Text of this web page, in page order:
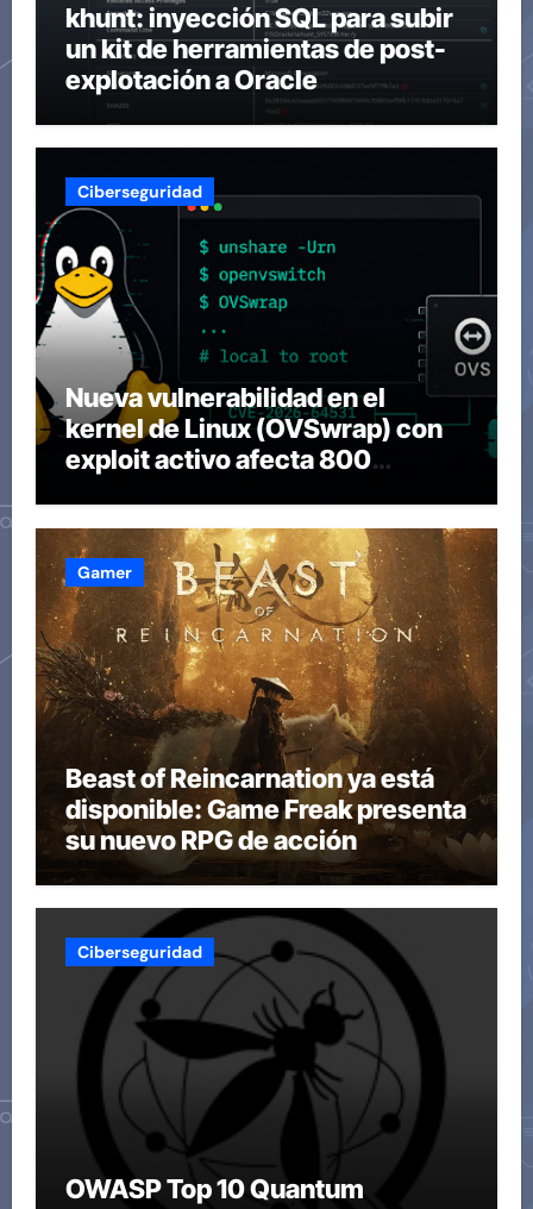
khunt: inyección SQL para subir
un kit de herramientas de post-
explotación a Oracle
Ciberseguridad
Nueva vulnerabilidad en el
kernel de Linux (OVSwrap) con
exploit activo afecta 800
Gamer
Beast of Reincarnation ya está
disponible: Game Freak presenta
su nuevo RPG de acción
Ciberseguridad
OWASP Top 10 Quantum